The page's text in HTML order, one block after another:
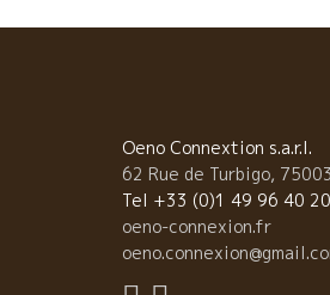
いた二人。 日本の自然派
た。 それでも、僅かに残
酵槽に入れてワインを造っ
も全部一緒に醸造した。 そ
SAKURAJIMAのラベルに詰
Oeno Connextion s.a.r.l.
62 Rue de Turbigo,
Tel +33 (0)1 49 96 40 20
oeno-connexion.fr